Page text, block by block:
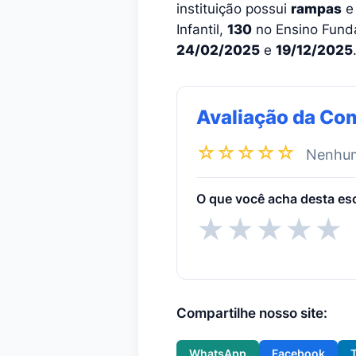
instituição possui rampas
Infantil, 130 no Ensino
24/02/2025 e 19/12/2025.
Avaliação da
☆☆☆☆☆
O que você acha desta
★★★★★
Compartilhe nosso site: